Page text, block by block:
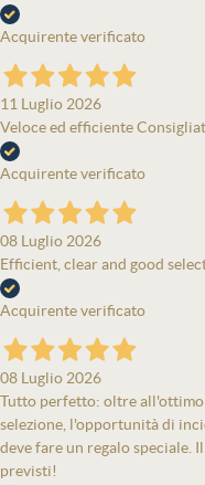
Acquirente verificato
11 Luglio 2026
Veloce ed efficiente
Acquirente verificato
08 Luglio 2026
Efficient, clear and good
Acquirente verificato
08 Luglio 2026
Tutto perfetto: oltre
selezione, l'opportunità di
deve fare un regalo speciale.
previsti!